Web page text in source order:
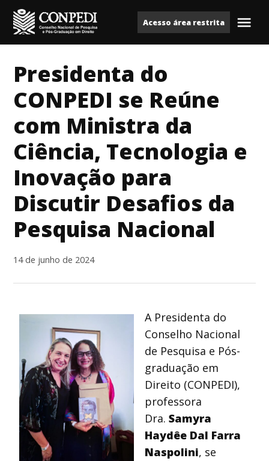
para
o
ConpediAcesso área restrita
Presidenta do
CONPEDI se Reúne
com Ministra da
Ciência, Tecnologia e
Inovação para
Discutir Desafios da
Pesquisa Nacional
14 de junho de 2024
A Presidenta do
Conselho Nacional
de Pesquisa e Pós-
graduação em
Direito (CONPEDI),
professora
Dra.Samyra
Haydêe Dal Farra
Naspolini, se